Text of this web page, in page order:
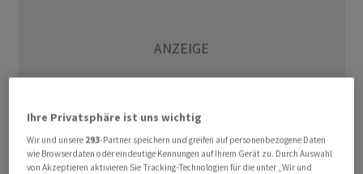
Ihre Privatsphäre ist uns wichtig
Wir und unsere 293-Partner speichern und greifen auf personenbezogene Daten
wie Browserdaten oder eindeutige Kennungen auf Ihrem Gerät zu. Durch Auswahl
von Akzeptieren aktivieren Sie Tracking-Technologien für die unter „Wir und